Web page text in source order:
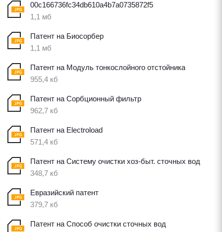
00c166736fc34db610a4b7a0735872f5
1,1 мб
Патент на Биосорбер
1,1 мб
Патент на Модуль тонкослойного отстойника
955,4 кб
Патент на Сорбционный фильтр
962,7 кб
Патент на Electroload
571,4 кб
Патент на Систему очистки хоз-быт. сточных вод
348,7 кб
Евразийский патент
379,7 кб
Патент на Способ очистки сточных вод